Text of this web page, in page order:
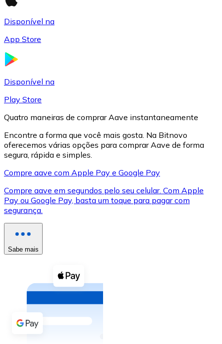
XRP
XRP
Ver tudo
Cupons cripto
Compre criptomoedas com dinheiro e outros
Comprar com dinheiro
Transferência SEPA
Disponível na
App Store
Disponível na
Play Store
Quatro maneiras de comprar Aave instantaneamente
Encontre a forma que você mais gosta. Na Bitnovo
oferecemos várias opções para comprar Aave de forma
segura, rápida e simples.
Compre aave com Apple Pay e Google Pay
Compre aave em segundos pelo seu celular. Com Apple
Pay ou Google Pay, basta um toque para pagar com
segurança.
Sabe mais